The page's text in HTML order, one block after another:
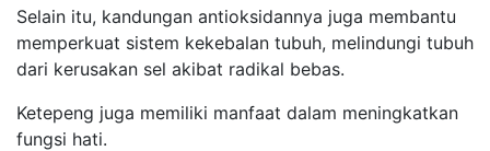
Selain itu, kandungan antioksidannya juga membantu
memperkuat sistem kekebalan tubuh, melindungi tubuh
dari kerusakan sel akibat radikal bebas.
Ketepeng juga memiliki manfaat dalam meningkatkan
fungsi hati.